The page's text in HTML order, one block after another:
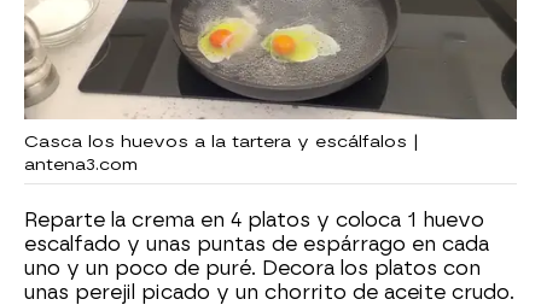
Casca los huevos a la tartera y escálfalos |
antena3.com
Reparte la crema en 4 platos y coloca 1 huevo
escalfado y unas puntas de espárrago en cada
uno y un poco de puré. Decora los platos con
unas perejil picado y un chorrito de aceite crudo.